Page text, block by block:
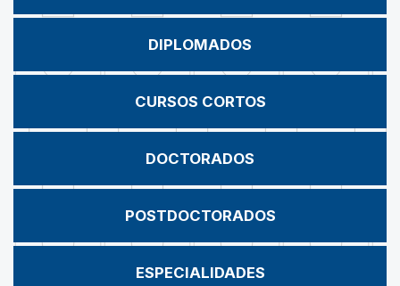
DIPLOMADOS
CURSOS CORTOS
DOCTORADOS
POSTDOCTORADOS
ESPECIALIDADES